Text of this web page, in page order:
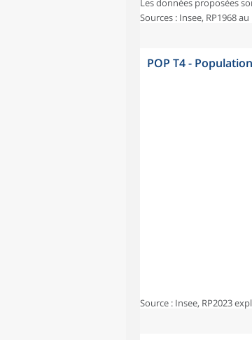
Les données proposées
Sources : Insee, RP1968
POP T4 -
Source : Insee, RP2023